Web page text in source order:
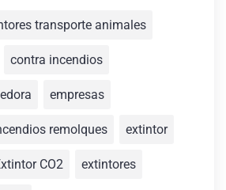
transporte animales
contra incendios
empresas
remolques extintor
CO2 extintores